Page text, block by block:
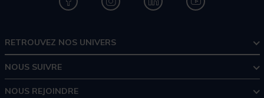
RETROUVEZ NOS UNIVERS
NOUS SUIVRE
NOUS REJOINDRE